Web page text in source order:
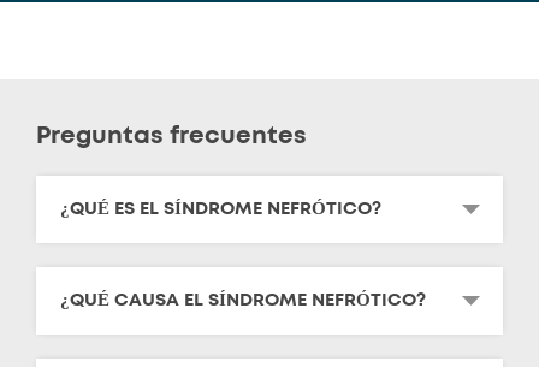
Preguntas frecuentes
¿QUÉ ES EL SÍNDROME NEFRÓTICO?
¿QUÉ CAUSA EL SÍNDROME NEFRÓTICO?